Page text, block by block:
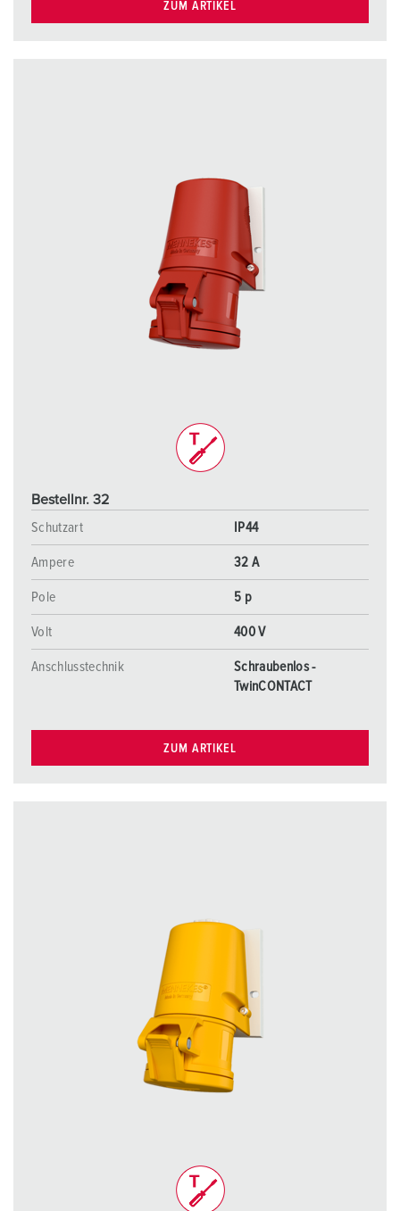
ZUM ARTIKEL
Bestellnr. 32
Schutzart
IP44
Ampere 32 A
Pole 5 p
Volt 400 V
Anschlusstechnik
Schraubenlos -
TwinCONTACT
ZUM ARTIKEL